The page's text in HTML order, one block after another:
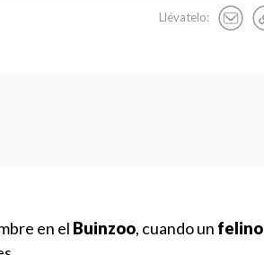
Llévatelo:
en el Buinzoo, cuando un felino